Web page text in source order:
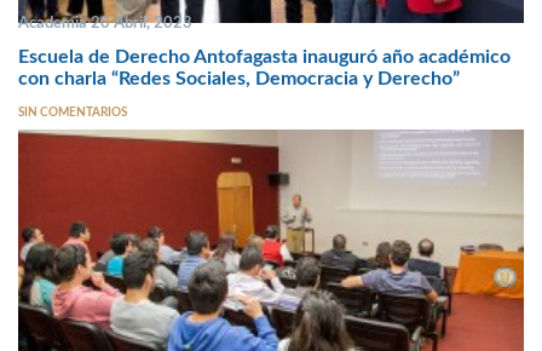
Academia 20 Abril, 2023
Escuela de Derecho Antofagasta inauguró año académico
con charla “Redes Sociales, Democracia y Derecho”
SIN COMENTARIOS